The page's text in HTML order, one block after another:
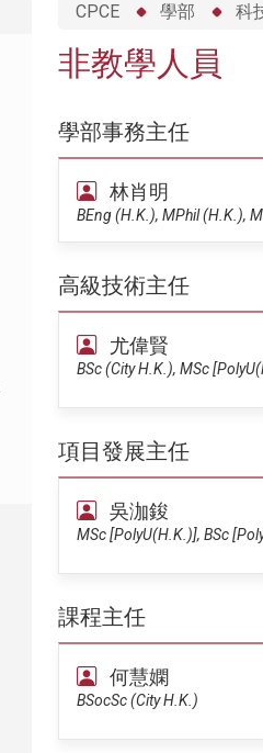
CPCE 學部 科
非教學人員
學部事務主任
林肖明
BEng (H.K.), MPhil (H.K.),
高級技術主任
尤偉賢
BSc (City H.K.), MSc
項目發展主任
吳泇鋑
MSc [PolyU(H.K.)], BSc
課程主任
何慧嫻
BSocSc (City H.K.)